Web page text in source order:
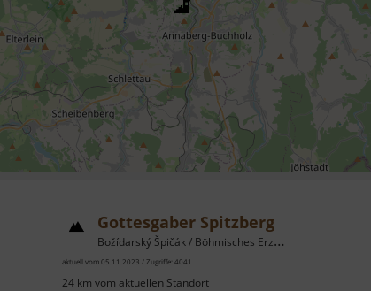
Gottesgaber Spitzberg
Božídarský Špičák / Böhmisches Erzgebirge
aktuell vom 05.11.2023 / Zugriffe: 4041
24 km vom aktuellen Standort